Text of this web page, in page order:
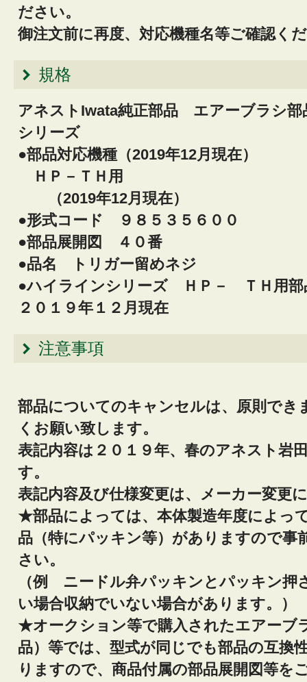
ださい。
御注文前に再度、対応機種名等ご確認く
規格
アネストIwata純正部品 エアーブラシ
シリーズ
●部品対応機種（2019年12月現在）
ＨＰ－ＴＨ用
（2019年12月現在）
●形式コード ９８５３５６００
●部品展開図 ４０番
●品名 トリガー留めネジ
●ハイラインシリーズ ＨＰ－ ＴＨ用部
２０１９年１２月現在
注意事項
部品についてのキャンセルは、原則でき
くお願い致します。
表記内容は２０１９年、春のアネスト岩
す。
表記内容及び仕様変更は、メーカー変更
★部品によっては、本体製造年度によっ
品（特にパッキン等）がありますので事
さい。
（例 ニードル弁パッキンとパッキン押
い場合収納でいない場合があります。）
★オークション等で購入されたエアーブ
品）等では、型式が同じでも部品の互換
りますので、商品付属の部品展開図等を